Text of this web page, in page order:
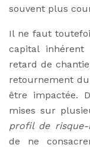
souvent plus
Il ne faut
capital inhérent
retard de
retournement
être impactée.
mises sur
profil de risque-
de ne